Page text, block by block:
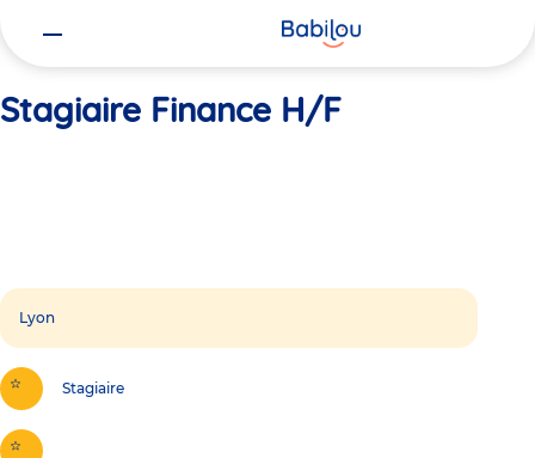
Stagiaire Finance H/F
Lyon
Stagiaire